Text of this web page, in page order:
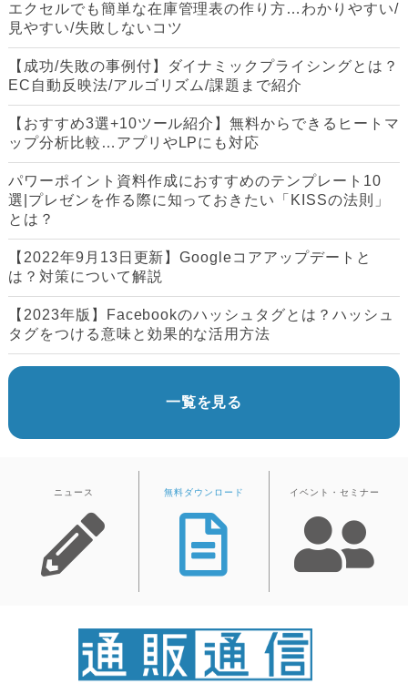
エクセルでも簡単な在庫管理表の作り方…わかりやすい/
見やすい/失敗しないコツ
【成功/失敗の事例付】ダイナミックプライシングとは？
EC自動反映法/アルゴリズム/課題まで紹介
【おすすめ3選+10ツール紹介】無料からできるヒートマ
ップ分析比較…アプリやLPにも対応
パワーポイント資料作成におすすめのテンプレート10
選|プレゼンを作る際に知っておきたい「KISSの法則」
とは？
【2022年9月13日更新】Googleコアアップデートと
は？対策について解説
【2023年版】Facebookのハッシュタグとは？ハッシュ
タグをつける意味と効果的な活用方法
一覧を見る
ニュース 無料ダウンロード イベント・セミナー